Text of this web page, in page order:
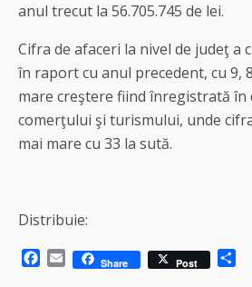
anul trecut la 56.705.745 de lei.
Cifra de afaceri la nivel de judeţ a
în raport cu anul precedent, cu 9,
mare creştere fiind înregistrată în
comerţului şi turismului, unde
mai mare cu 33 la sută.
Distribuie:
E
Share Post